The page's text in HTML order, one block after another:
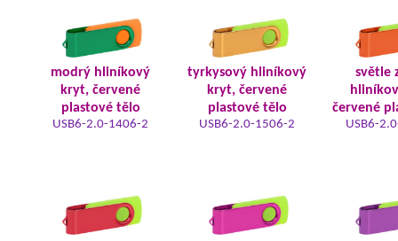
modrý hliníkový
kryt, červené
plastové tělo
USB6-2.0-1406-2
tyrkysový hliníkový
kryt, červené
plastové tělo
USB6-2.0-1506-2
světle
červené
USB6-